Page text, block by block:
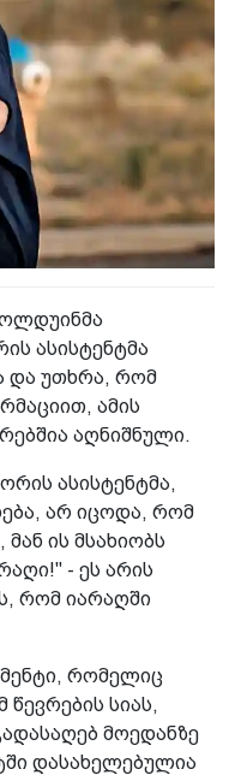
ასისტენტმა
და უთხრა, რომ
ამის
აღნიშნული.
ასისტენტმა,
არ იცოდა, რომ
ის მსახიობს
- ეს არის
რომ იარაღში
რომელიც
წევრების სიას,
მოედანზე
დასახელებულია